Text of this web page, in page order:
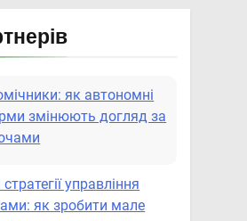
графіки польових
робіт
як автономні
змінюють догляд за
управління
як зробити мале